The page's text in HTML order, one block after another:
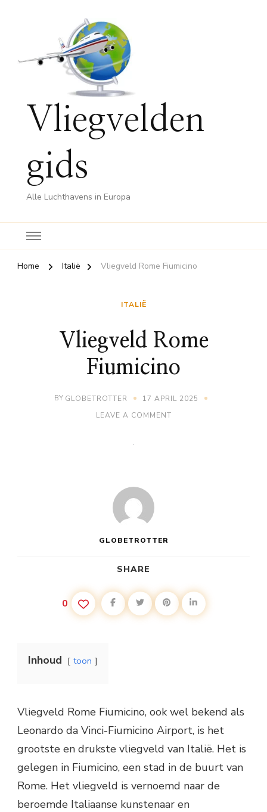
Vliegvelden
gids
Alle Luchthavens in Europa
Home Italië Vliegveld Rome Fiumicino
ITALIË
Vliegveld Rome
Fiumicino
BY GLOBETROTTER
17 APRIL 2025
LEAVE A COMMENTON
GLOBETROTTER
SHARE
0
Inhoud toon
Vliegveld Rome Fiumicino, ook wel bekend als
Leonardo da Vinci-Fiumicino Airport, is het
grootste en drukste vliegveld van Italië. Het is
gelegen in Fiumicino, een stad in de buurt van
Rome. Het vliegveld is vernoemd naar de
beroemde Italiaanse kunstenaar en